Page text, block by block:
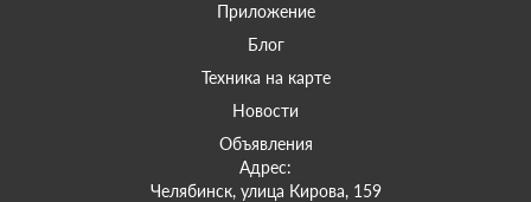
Приложение
Блог
Техника на карте
Новости
Объявления
Адрес:
Челябинск, улица Кирова, 159